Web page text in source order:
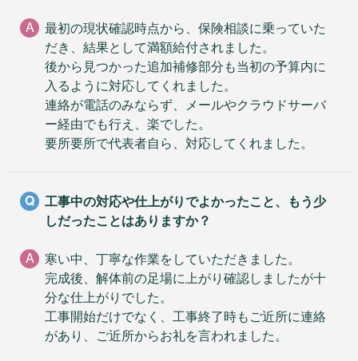
最初の現状確認時点から、保険相談に乗っていた
だき、結果として満額給付されました。
後から見つかった追加補修部分も当初の予算内に
入るように対応してくれました。
連絡が電話のみならず、メールやクラウドサーバ
ー経由でも行え、楽でした。
要所要所で代表者自ら、対応してくれました。
A
工事中の対応や仕上がりでよかったこと、もう少
しだったことはありますか？
Q
寒い中、丁寧な作業をしていただきました。
完成後、解体前の足場に上がり確認しましたが十
分な仕上がりでした。
工事開始だけでなく、工事終了時もご近所に連絡
があり、ご近所からお礼を言われました。
A